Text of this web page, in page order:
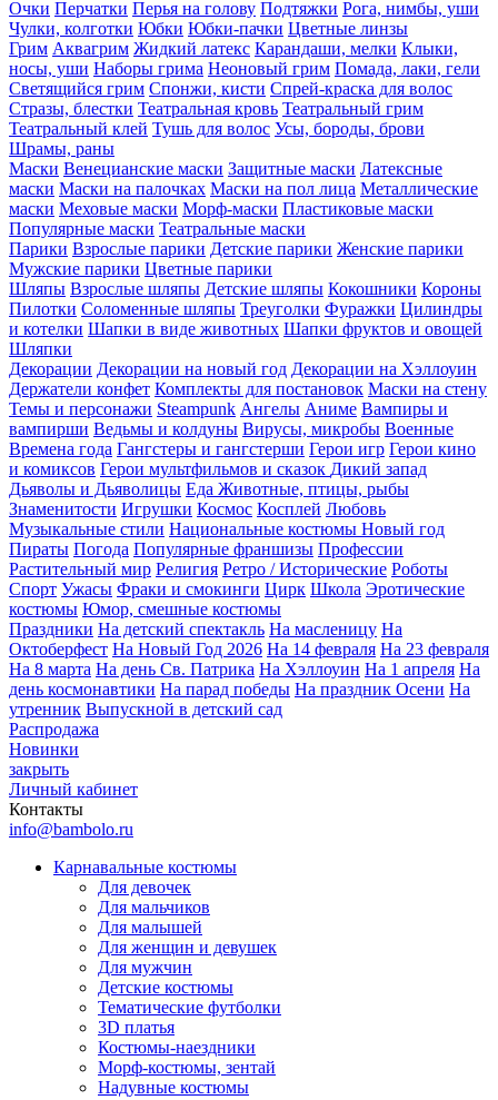
Очки Перчатки Перья на голову Подтяжки Рога, нимбы, уши
Чулки, колготки Юбки Юбки-пачки Цветные линзы
Грим Аквагрим Жидкий латекс Карандаши, мелки Клыки,
носы, уши Наборы грима Неоновый грим Помада, лаки, гели
Светящийся грим Спонжи, кисти Спрей-краска для волос
Стразы, блестки Театральная кровь Театральный грим
Театральный клей Тушь для волос Усы, бороды, брови
Шрамы, раны
Маски Венецианские маски Защитные маски Латексные
маски Маски на палочках Маски на пол лица Металлические
маски Меховые маски Морф-маски Пластиковые маски
Популярные маски Театральные маски
Парики Взрослые парики Детские парики Женские парики
Мужские парики Цветные парики
Шляпы Взрослые шляпы Детские шляпы Кокошники Короны
Пилотки Соломенные шляпы Треуголки Фуражки Цилиндры
и котелки Шапки в виде животных Шапки фруктов и овощей
Шляпки
Декорации Декорации на новый год Декорации на Хэллоуин
Держатели конфет Комплекты для постановок Маски на стену
Темы и персонажи Steampunk Ангелы Аниме Вампиры и
вампирши Ведьмы и колдуны Вирусы, микробы Военные
Времена года Гангстеры и гангстерши Герои игр Герои кино
и комиксов Герои мультфильмов и сказок Дикий запад
Дьяволы и Дьяволицы Еда Животные, птицы, рыбы
Знаменитости Игрушки Космос Косплей Любовь
Музыкальные стили Национальные костюмы Новый год
Пираты Погода Популярные франшизы Профессии
Растительный мир Религия Ретро / Исторические Роботы
Спорт Ужасы Фраки и смокинги Цирк Школа Эротические
костюмы Юмор, смешные костюмы
Праздники На детский спектакль На масленицу На
Октоберфест На Новый Год 2026 На 14 февраля На 23 февраля
На 8 марта На день Св. Патрика На Хэллоуин На 1 апреля На
день космонавтики На парад победы На праздник Осени На
утренник Выпускной в детский сад
Распродажа
Новинки
закрыть
Личный кабинет
Контакты
info@bambolo.ru
Карнавальные костюмы
Для девочек
Для мальчиков
Для малышей
Для женщин и девушек
Для мужчин
Детские костюмы
Тематические футболки
3D платья
Костюмы-наездники
Морф-костюмы, зентай
Надувные костюмы